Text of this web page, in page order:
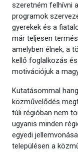
szeretném felhívni
programok
gyerekek és a
már teljesen
amelyben élnek, a
kellő foglalkozás
motivációjuk a
Kutatásommal
közművelődés
túli régióban nem
ugyanis minden
egyedi
településen a